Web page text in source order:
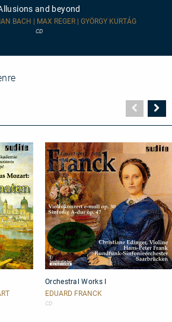
and beyond
BACH | MAX REGER | GYÖRGY KURTÁG
CD
Seite
Works
I
Orchestral Works I
EDUARD FRANCK
CD